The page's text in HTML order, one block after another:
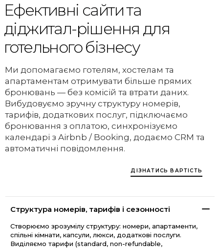
Ефективні сайти та
діджитал-рішення для
готельного бізнесу
Ми допомагаємо готелям, хостелам та
апартаментам отримувати більше прямих
бронювань — без комісій та втрати даних.
Вибудовуємо зручну структуру номерів,
тарифів, додаткових послуг, підключаємо
бронювання з оплатою, синхронізуємо
календарі з Airbnb / Booking, додаємо CRM та
автоматичні повідомлення.
ДІЗНАТИСЬ ВАРТІСТЬ
Структура номерів, тарифів і сезонності
Створюємо зрозумілу структуру: номери, апартаменти,
спільні кімнати, капсули, люкси, додаткові послуги.
Виділяємо тарифи (standard, non-refundable,